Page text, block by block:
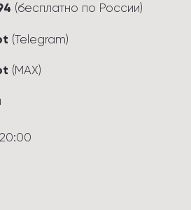
(бесплатно по России)
(Telegram)
(MAX)
20:00